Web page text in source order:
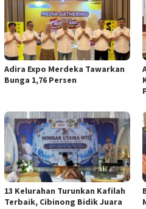
Adira Expo Merdeka Tawarkan
Bunga 1,76 Persen
13 Kelurahan Turunkan Kafilah
Terbaik, Cibinong Bidik Juara